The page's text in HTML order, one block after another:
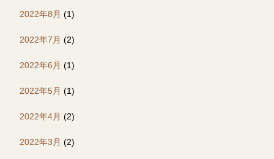
2022年8月 (1)
2022年7月 (2)
2022年6月 (1)
2022年5月 (1)
2022年4月 (2)
2022年3月 (2)